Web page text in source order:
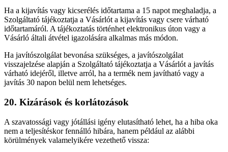
Ha a kijavítás vagy kicserélés időtartama a 15 napot meghaladja, a
Szolgáltató tájékoztatja a Vásárlót a kijavítás vagy csere várható
időtartamáról. A tájékoztatás történhet elektronikus úton vagy a
Vásárló általi átvétel igazolására alkalmas más módon.
Ha javítószolgálat bevonása szükséges, a javítószolgálat
visszajelzése alapján a Szolgáltató tájékoztatja a Vásárlót a javítás
várható idejéről, illetve arról, ha a termék nem javítható vagy a
javítás 30 napon belül nem lehetséges.
20. Kizárások és korlátozások
A szavatossági vagy jótállási igény elutasítható lehet, ha a hiba oka
nem a teljesítéskor fennálló hibára, hanem például az alábbi
körülmények valamelyikére vezethető vissza: